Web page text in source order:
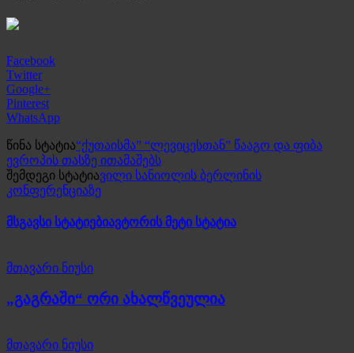
Facebook
Twitter
Google+
Pinterest
WhatsApp
წინა სტატია“ქუთაისმა” “ლევიცესთან” წააგო და ფიბა
ევროპის თასზე ითამაშებს
შემდეგი სტატიავილი სანიოლის ბერლინის
კონფერენციაზე
მსგავსი სტატიებიავტორის მეტი სტატია
მთავარი ნიუსი
„გაგრაში“ ორი ახალწვეულია
მთავარი ნიუსი